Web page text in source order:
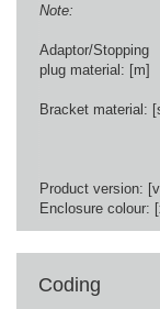
Note:
Adaptor/Stopping
plug material: [m]
Bracket material:
Product version:
Enclosure colour:
Coding